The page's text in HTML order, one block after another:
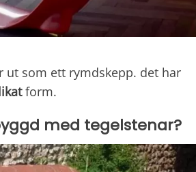
ut som ett rymdskepp. det har
form.
med tegelstenar?